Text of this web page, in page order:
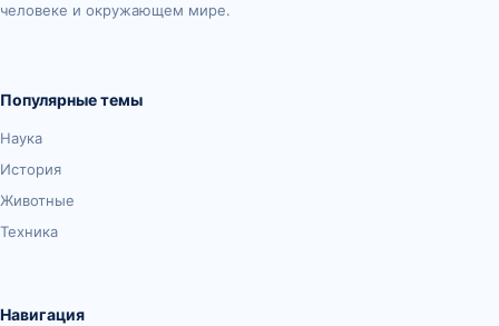
человеке и окружающем мире.
Популярные темы
Наука
История
Животные
Техника
Навигация